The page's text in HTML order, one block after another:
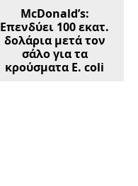
McDonald’s:
Επενδύει 100 εκατ.
δολάρια μετά τον
σάλο για τα
κρούσματα E. coli